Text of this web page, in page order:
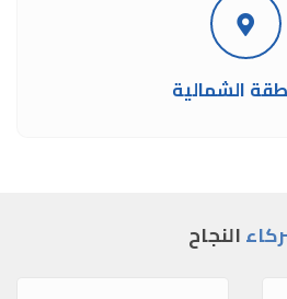
الشمالية
النجاح